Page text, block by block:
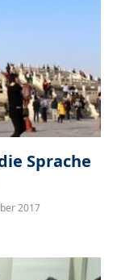
Sprache
2017